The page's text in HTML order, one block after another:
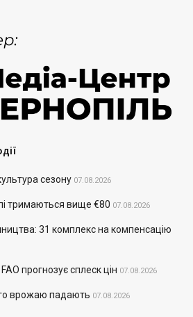
сезону 07.08.2026
тримаються вище €80 07.08.2026
31 комплекс на компенсацію
прогнозує сплеск цін 07.08.2026
врожаю падають 07.08.2026